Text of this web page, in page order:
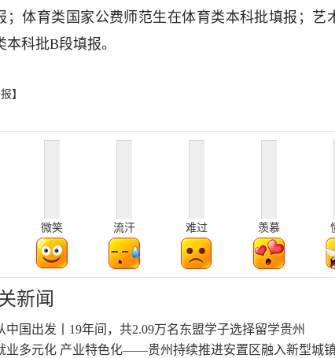
；体育类国家公费师范生在体育类本科批填报；艺
本科批B段填报。
】
微笑 流汗 难过 羡慕
新闻
中国出发丨19年间，共2.09万名东盟学子选择留学贵州
业多元化 产业特色化——贵州持续推进安置区融入新型城